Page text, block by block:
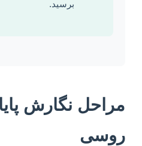
برسید.
مراحل نگارش
روسی